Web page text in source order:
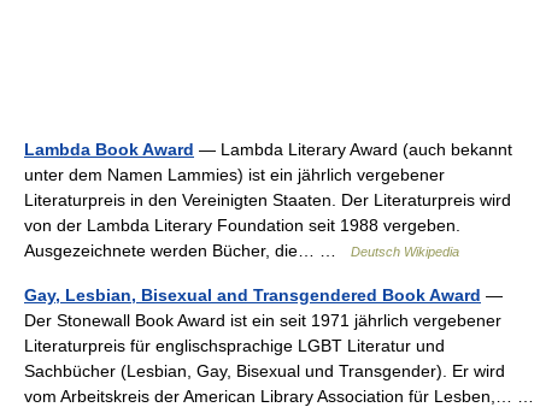
Lambda Book Award — Lambda Literary Award (auch bekannt
unter dem Namen Lammies) ist ein jährlich vergebener
Literaturpreis in den Vereinigten Staaten. Der Literaturpreis wird
von der Lambda Literary Foundation seit 1988 vergeben.
Ausgezeichnete werden Bücher, die… …
Deutsch Wikipedia
Gay, Lesbian, Bisexual and Transgendered Book Award —
Der Stonewall Book Award ist ein seit 1971 jährlich vergebener
Literaturpreis für englischsprachige LGBT Literatur und
Sachbücher (Lesbian, Gay, Bisexual und Transgender). Er wird
vom Arbeitskreis der American Library Association für Lesben,… …